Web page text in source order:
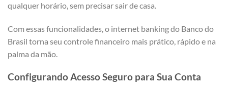
qualquer horário, sem precisar sair de casa.
Com essas funcionalidades, o internet banking do Banco do
Brasil torna seu controle financeiro mais prático, rápido e na
palma da mão.
Configurando Acesso Seguro para Sua Conta